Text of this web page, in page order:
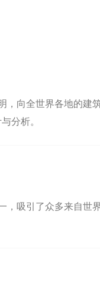
向全世界各地的
分析。
吸引了众多来自